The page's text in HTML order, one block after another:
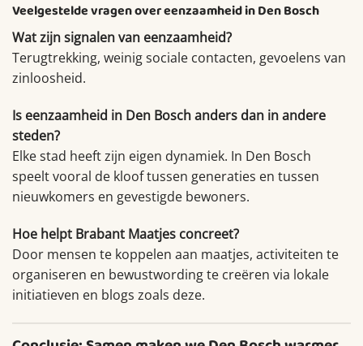
Veelgestelde vragen over eenzaamheid in Den Bosch
Wat zijn signalen van eenzaamheid?
Terugtrekking, weinig sociale contacten, gevoelens van
zinloosheid.
Is eenzaamheid in Den Bosch anders dan in andere
steden?
Elke stad heeft zijn eigen dynamiek. In Den Bosch
speelt vooral de kloof tussen generaties en tussen
nieuwkomers en gevestigde bewoners.
Hoe helpt Brabant Maatjes concreet?
Door mensen te koppelen aan maatjes, activiteiten te
organiseren en bewustwording te creëren via lokale
initiatieven en blogs zoals deze.